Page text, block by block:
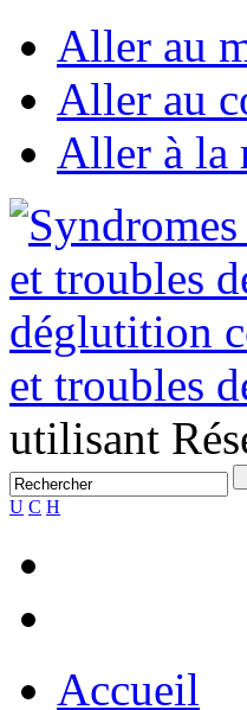
Aller au
Aller au
Aller à la
et troubles
utilisant
U C H
Accueil